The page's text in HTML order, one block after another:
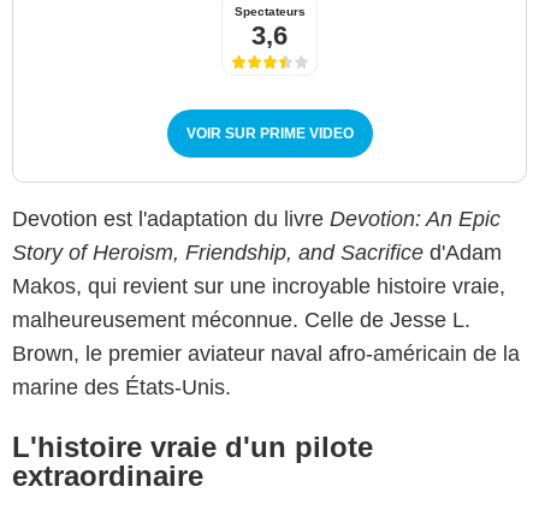
Spectateurs
3,6
VOIR SUR PRIME VIDEO
Devotion est l'adaptation du livre Devotion: An Epic
Story of Heroism, Friendship, and Sacrifice d'Adam
Makos, qui revient sur une incroyable histoire vraie,
malheureusement méconnue. Celle de Jesse L.
Brown, le premier aviateur naval afro-américain de la
marine des États-Unis.
L'histoire vraie d'un pilote
extraordinaire